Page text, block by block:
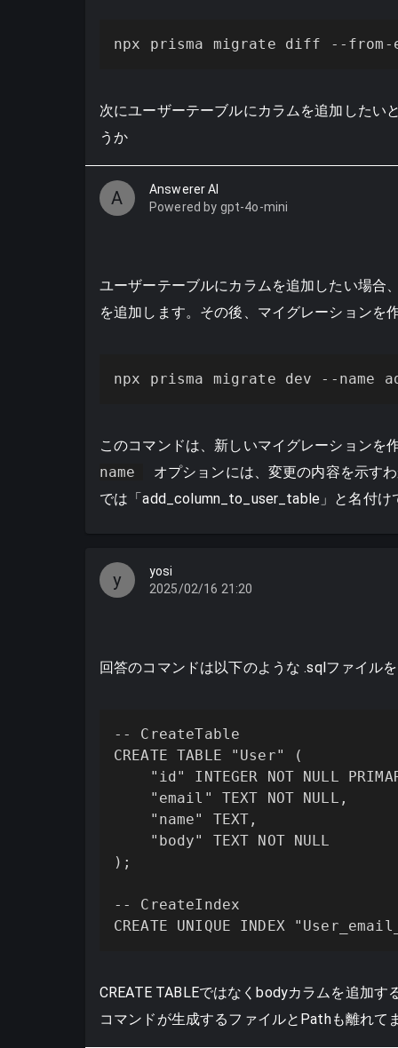
npx prisma migrate diff --from-
次にユーザーテーブルにカラムを追加したい
うか
A
Answerer AI
Powered by gpt-4o-mini
ユーザーテーブルにカラムを追加したい場合
を追加します。その後、マイグレーションを
npx prisma migrate dev --name
このコマンドは、新しいマイグレーションを
name
オプションには、変更の内容を示す
では「add_column_to_user_table」と名付
y
yosi
2025/02/16 21:20
回答のコマンドは以下のような .sqlファイル
-- CreateTable
CREATE TABLE "User" (
"id" INTEGER NOT NULL
    "email" TEXT NOT NULL,
    "name" TEXT,
    "body" TEXT NOT NULL
);
-- CreateIndex
CREATE UNIQUE INDEX
CREATE TABLEではなくbodyカラムを追加
コマンドが生成するファイルとPathも離れて